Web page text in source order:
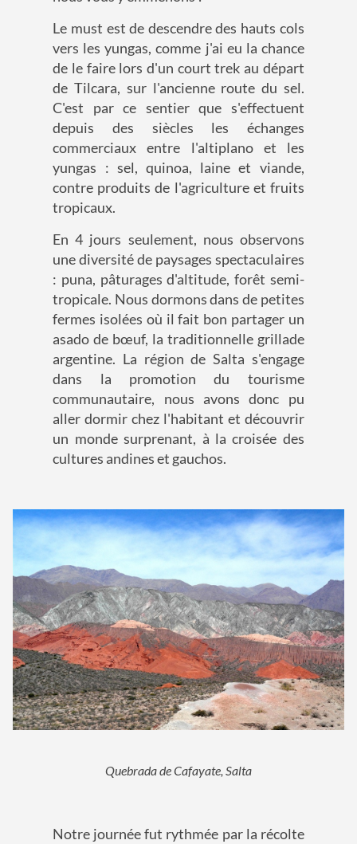
Le must est de descendre des hauts cols
vers les yungas, comme j'ai eu la chance
de le faire lors d'un court trek au départ
de Tilcara, sur l'ancienne route du sel.
C'est par ce sentier que s'effectuent
depuis des siècles les échanges
commerciaux entre l'altiplano et les
yungas : sel, quinoa, laine et viande,
contre produits de l'agriculture et fruits
tropicaux.
En 4 jours seulement, nous observons
une diversité de paysages spectaculaires
: puna, pâturages d'altitude, forêt semi-
tropicale. Nous dormons dans de petites
fermes isolées où il fait bon partager un
asado de bœuf, la traditionnelle grillade
argentine. La région de Salta s'engage
dans la promotion du tourisme
communautaire, nous avons donc pu
aller dormir chez l'habitant et découvrir
un monde surprenant, à la croisée des
cultures andines et gauchos.
Quebrada de Cafayate, Salta
Notre journée fut rythmée par la récolte